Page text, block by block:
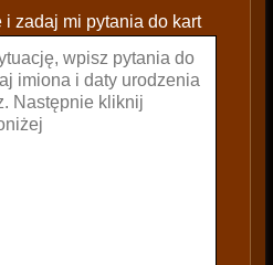
zadaj mi pytania do kart